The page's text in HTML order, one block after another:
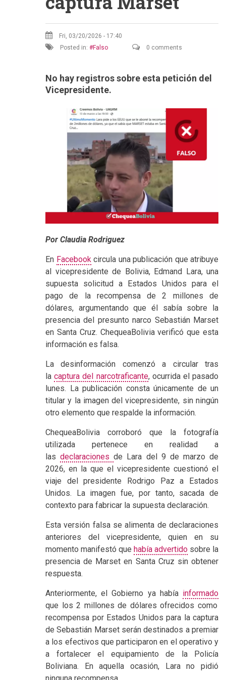
Fri, 03/20/2026 - 17:40
Posted in:
Falso 0 comments
No hay registros sobre esta petición del
Vicepresidente.
Por Claudia Rodriguez
En Facebookcircula una publicación que atribuye
al vicepresidente de Bolivia, Edmand Lara, una
supuesta solicitud a Estados Unidos para el
pago de la recompensa de 2 millones de
dólares, argumentando que él sabía sobre la
presencia del presunto narco Sebastián Marset
en Santa Cruz. ChequeaBolivia verificó que esta
información es falsa.
La desinformación comenzó a circular tras
lacaptura del narcotraficante, ocurrida el pasado
lunes. La publicación consta únicamente de un
titular y la imagen del vicepresidente, sin ningún
otro elemento que respalde la información.
ChequeaBolivia corroboró que la fotografía
utilizada pertenece en realidad a
lasdeclaracionesde Lara del 9 de marzo de
2026, en la que el vicepresidente cuestionó el
viaje del presidente Rodrigo Paz a Estados
Unidos. La imagen fue, por tanto, sacada de
contexto para fabricar la supuesta declaración.
Esta versión falsa se alimenta de declaraciones
anteriores del vicepresidente, quien en su
momento manifestó que había advertido sobre la
presencia de Marset en Santa Cruz sin obtener
respuesta.
Anteriormente, el Gobierno ya había informado
que los 2 millones de dólares ofrecidos como
recompensa por Estados Unidos para la captura
de Sebastián Marset serán destinados a premiar
a los efectivos que participaron en el operativo y
a fortalecer el equipamiento de la Policía
Boliviana. En aquella ocasión, Lara no pidió